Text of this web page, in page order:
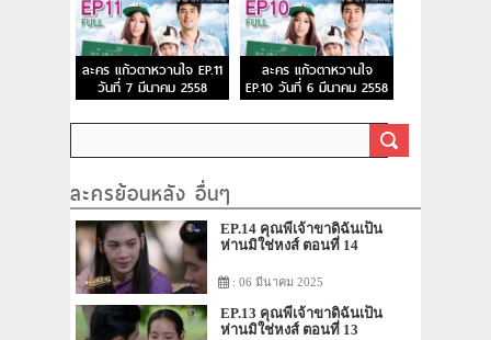
ละคร แก้วตาหวานใจ EP.11
วันที่ 7 มีนาคม 2558
ละคร แก้วตาหวานใจ
EP.10 วันที่ 6 มีนาคม 2558
ละครย้อนหลัง อื่นๆ
EP.14 คุณพี่เจ้าขาดิฉันเป็น
ห่านมิใช่หงส์ ตอนที่ 14
: 06 มีนาคม 2025
EP.13 คุณพี่เจ้าขาดิฉันเป็น
ห่านมิใช่หงส์ ตอนที่ 13